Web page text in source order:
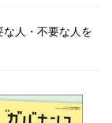
な人・不要な人を